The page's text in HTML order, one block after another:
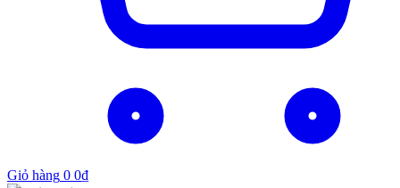
Giỏ hàng 0 0₫